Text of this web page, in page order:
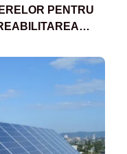
PENTRU